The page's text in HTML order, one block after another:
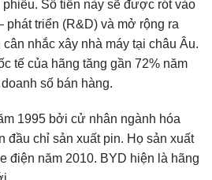
Số tiền này sẽ được rót vào
phát triển (R&D) và mở rộng ra
nhắc xây nhà máy tại châu Âu.
tế của hãng tăng gần 72% năm
số bán hàng.
1995 bởi cử nhân ngành hóa
đầu chỉ sản xuất pin. Họ sản xuất
điện năm 2010. BYD hiện là hãng